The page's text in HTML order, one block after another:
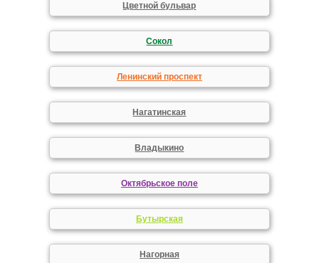
Цветной бульвар
Сокол
Ленинский проспект
Нагатинская
Владыкино
Октябрьское поле
Бутырская
Нагорная